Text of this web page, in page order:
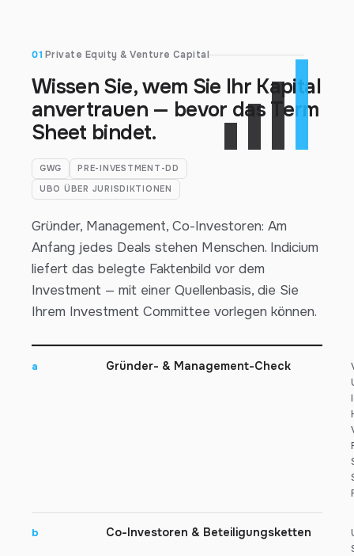
01 Private Equity & Venture Capital
Wissen Sie, wem Sie Ihr Kapital
anvertrauen — bevor das Term
Sheet bindet.
GWG
PRE-INVESTMENT-DD
UBO ÜBER JURISDIKTIONEN
Gründer, Management, Co-Investoren: Am
Anfang jedes Deals stehen Menschen. Indicium
liefert das belegte Faktenbild vor dem
Investment — mit einer Quellenbasis, die Sie
Ihrem Investment Committee vorlegen können.
a Gründer- & Management-Check
b Co-Investoren & Beteiligungsketten